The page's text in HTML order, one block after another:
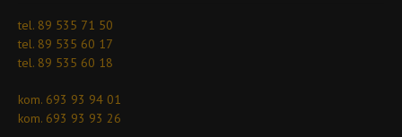
tel. 89 535 71 50
tel. 89 535 60 17
tel. 89 535 60 18
kom. 693 93 94 01
kom. 693 93 93 26